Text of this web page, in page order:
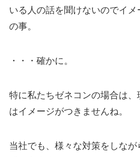
いる人の話を聞けないのでイメ
の事。
・・・確かに。
特に私たちゼネコンの場合は、
はイメージがつきませんね。
当社でも、様々な対策をしなが